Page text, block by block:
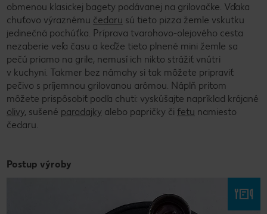
obmenou klasickej bagety podávanej na grilovačke. Vďaka
chuťovo výraznému čedaru sú tieto pizza žemle vskutku
jedinečná pochúťka. Príprava tvarohovo-olejového cesta
nezaberie veľa času a keďže tieto plnené mini žemle sa
pečú priamo na grile, nemusí ich nikto strážiť vnútri
v kuchyni. Takmer bez námahy si tak môžete pripraviť
pečivo s príjemnou grilovanou arómou. Náplň pritom
môžete prispôsobiť podľa chuti: vyskúšajte napríklad krájané
olivy, sušené paradajky alebo papričky či fetu namiesto
čedaru.
Postup výroby